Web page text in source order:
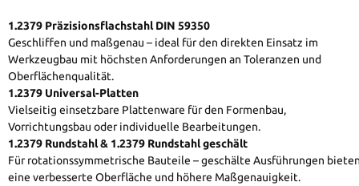
1.2379 Präzisionsflachstahl DIN 59350
Geschliffen und maßgenau – ideal für den direkten Einsatz im
Werkzeugbau mit höchsten Anforderungen an Toleranzen und
Oberflächenqualität.
1.2379 Universal-Platten
Vielseitig einsetzbare Plattenware für den Formenbau,
Vorrichtungsbau oder individuelle Bearbeitungen.
1.2379 Rundstahl & 1.2379 Rundstahl geschält
Für rotationssymmetrische Bauteile – geschälte Ausführungen
eine verbesserte Oberfläche und höhere Maßgenauigkeit.